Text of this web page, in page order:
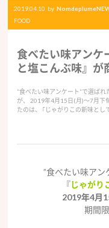
2019.04.10 by
FOOD
食べたい味アンケ
と塩こんぶ味』が
”食べたい味アンケート”で選ばれ
が、 2019年4月15日(月)〜7月下
たのは、 ｢じゃがりこの新味とし
”食べたい味アン
『じゃがり
2019年4月
期間